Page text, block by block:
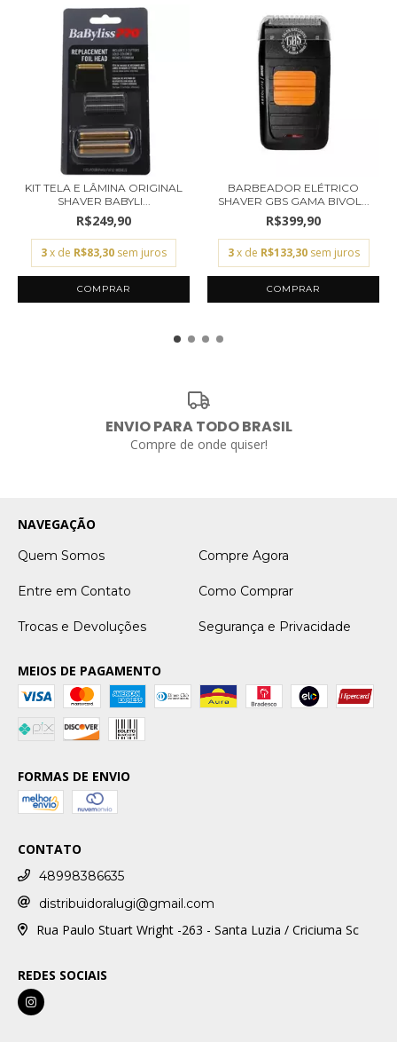
KIT TELA E LÂMINA ORIGINAL
SHAVER BABYLI...
R$249,90
3x de R$83,30 sem juros
BARBEADOR ELÉTRICO
SHAVER GBS GAMA BIVOL...
R$399,90
3 x de R$133,30 sem juros
ENVIO PARA TODO BRASIL
Compre de onde quiser!
NAVEGAÇÃO
Quem Somos Compre Agora
Entre em Contato Como Comprar
Trocas e Devoluções Segurança e Privacidade
MEIOS DE PAGAMENTO
FORMAS DE ENVIO
CONTATO
48998386635
distribuidoralugi@gmail.com
Rua Paulo Stuart Wright -263 - Santa Luzia / Criciuma Sc
REDES SOCIAIS